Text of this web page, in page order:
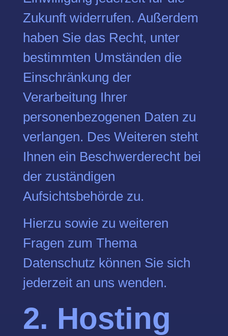
Zukunft widerrufen. Außerdem
haben Sie das Recht, unter
bestimmten Umständen die
Einschränkung der
Verarbeitung Ihrer
personenbezogenen Daten zu
verlangen. Des Weiteren steht
Ihnen ein Beschwerderecht bei
der zuständigen
Aufsichtsbehörde zu.
Hierzu sowie zu weiteren
Fragen zum Thema
Datenschutz können Sie sich
jederzeit an uns wenden.
2. Hosting